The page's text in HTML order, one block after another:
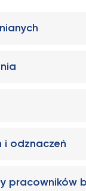
i odznaczeń
pracowników